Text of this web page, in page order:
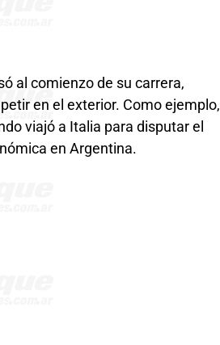
al comienzo de su carrera,
en el exterior. Como ejemplo,
viajó a Italia para disputar el
en Argentina.